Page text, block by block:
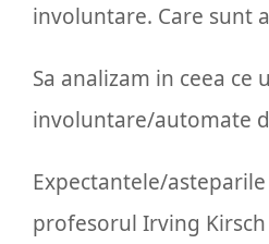
involuntare. Care sunt
Sa analizam in ceea
involuntare/automate
Expectantele/
profesorul Irving